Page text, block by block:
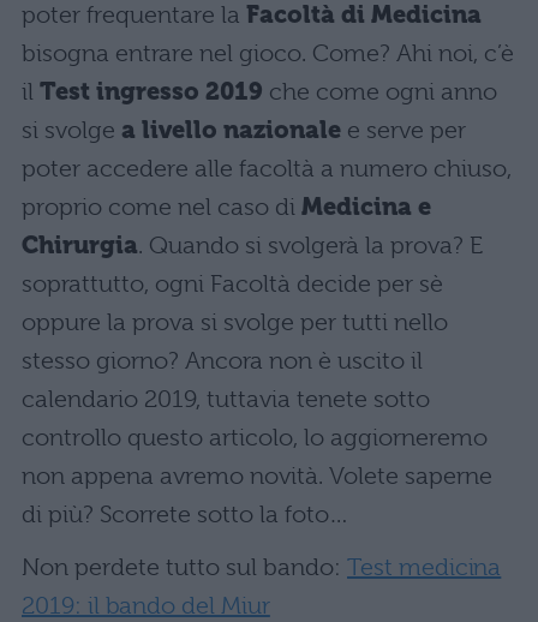
poter frequentare la Facoltà di Medicina
bisogna entrare nel gioco. Come? Ahi noi, c’è
il Test ingresso 2019 che come ogni anno
si svolge a livello nazionale e serve per
poter accedere alle facoltà a numero chiuso,
proprio come nel caso di Medicina e
Chirurgia. Quando si svolgerà la prova? E
soprattutto, ogni Facoltà decide per sè
oppure la prova si svolge per tutti nello
stesso giorno? Ancora non è uscito il
calendario 2019, tuttavia tenete sotto
controllo questo articolo, lo aggiorneremo
non appena avremo novità. Volete saperne
di più? Scorrete sotto la foto…
Non perdete tutto sul bando: Test medicina
2019: il bando del Miur